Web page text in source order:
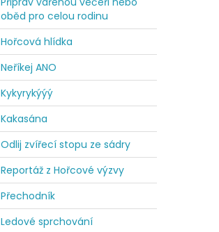
oběd pro celou rodinu
Hořcová hlídka
Neříkej ANO
Kykyrykýýý
Kakasána
Odlij zvířecí stopu ze sádry
Reportáž z Hořcové výzvy
Přechodník
Ledové sprchování